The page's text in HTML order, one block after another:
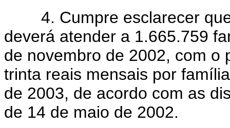
4. Cumpre esclarecer que
deverá atender a 1.665.759
de novembro de 2002, com o
trinta reais mensais por
de 2003, de acordo com as
de 14 de maio de 2002.